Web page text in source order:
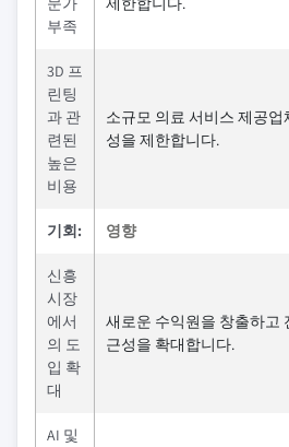
부족
3D 프
린팅
과 관
련된
높은
비용
소규모 의료 서비스 제공
성을 제한합니다.
기회: 영향
신흥
시장
에서
의 도
입 확
대
새로운 수익원을 창출하고
근성을 확대합니다.
AI 및